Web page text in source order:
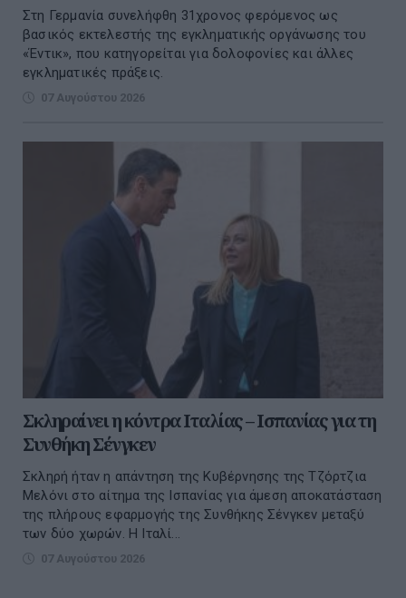
Στη Γερμανία συνελήφθη 31χρονος φερόμενος ως
βασικός εκτελεστής της εγκληματικής οργάνωσης του
«Έντικ», που κατηγορείται για δολοφονίες και άλλες
εγκληματικές πράξεις.
07 Αυγούστου 2026
Σκληραίνει η κόντρα Ιταλίας – Ισπανίας για τη
Συνθήκη Σένγκεν
Σκληρή ήταν η απάντηση της Κυβέρνησης της Τζόρτζια
Μελόνι στο αίτημα της Ισπανίας για άμεση αποκατάσταση
της πλήρους εφαρμογής της Συνθήκης Σένγκεν μεταξύ
των δύο χωρών. Η Ιταλί...
07 Αυγούστου 2026